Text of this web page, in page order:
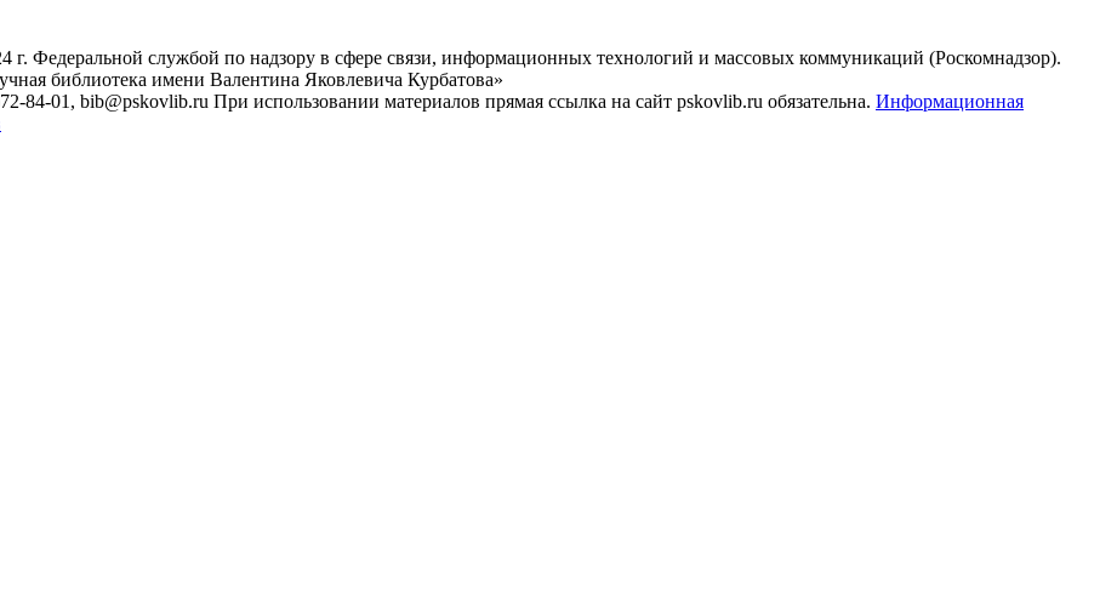
Федеральной службой по надзору в сфере связи, информационных технологий и массовых коммуникаций (Роскомнадзор).
библиотека имени Валентина Яковлевича Курбатова»
84-01, bib@pskovlib.ru При использовании материалов прямая ссылка на сайт pskovlib.ru обязательна. Информационная